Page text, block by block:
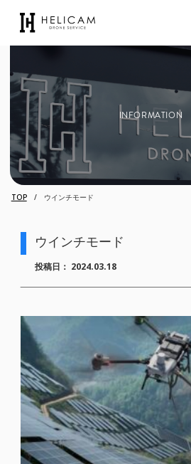
INFORMATION
TOP ウインチモード
ウインチモード
投稿日： 2024.03.18